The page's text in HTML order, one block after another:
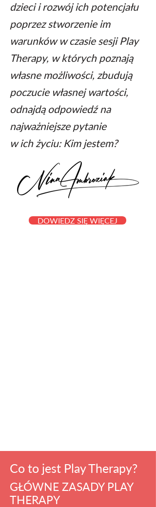
dzieci i rozwójich potencjału
poprzez stworzenie im
warunków w czasie sesji Play
Therapy, w których poznają
własne możliwości, zbudują
poczucie własnej wartości,
odnajdą odpowiedź na
najważniejsze pytanie
w ich życiu: Kim jestem?
DOWIEDZ SIĘ WIĘCEJ
Co to jest Play Therapy?
GŁÓWNE ZASADY PLAY
THERAPY